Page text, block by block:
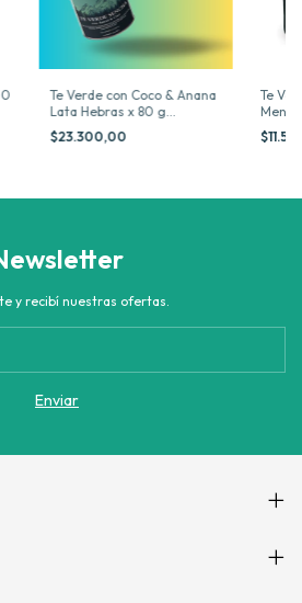
Te Verde con Coco & Anana
Lata Hebras x 80 g
Patagonia
$23.300,00
Te
Menta
y recibí nuestras ofertas.